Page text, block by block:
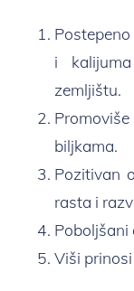
i
zemljištu.
biljkama.
Pozitivan
rasta i
Poboljšani
Viši